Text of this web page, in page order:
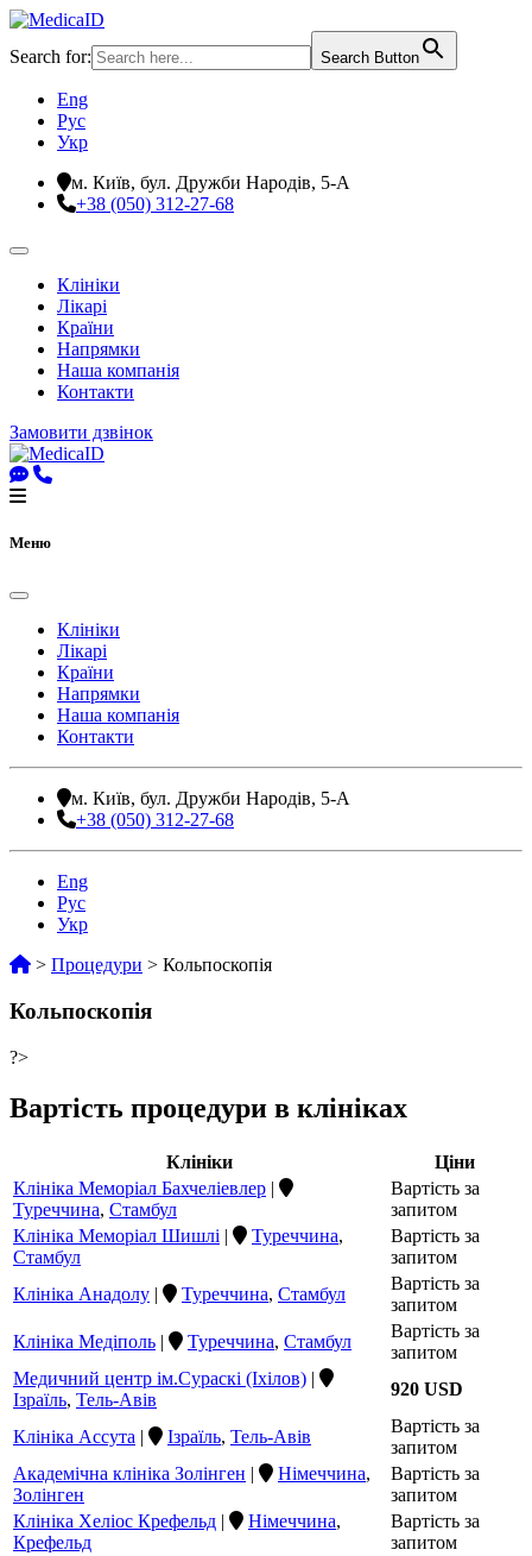
Search for: Search Button
Eng
Рус
Укр
м. Київ, бул. Дружби Народів, 5-А
+38 (050) 312-27-68
Клініки
Лікарі
Країни
Напрямки
Наша компанія
Контакти
Замовити дзвінок
Меню
Клініки
Лікарі
Країни
Напрямки
Наша компанія
Контакти
м. Київ, бул. Дружби Народів, 5-А
+38 (050) 312-27-68
Eng
Рус
Укр
> Процедури > Кольпоскопія
Кольпоскопія
?>
Вартість процедури в клініках
Клініки
Ціни
Клініка Меморіал Бахчеліевлер |
Туреччина, Стамбул
Вартість за
запитом
Клініка Меморіал Шишлі | Туреччина,
Стамбул
Вартість за
запитом
Клініка Анадолу | Туреччина, Стамбул
Вартість за
запитом
Клініка Медіполь | Туреччина, Стамбул
Вартість за
запитом
Медичний центр ім.Сураскі (Іхілов) |
Ізраїль, Тель-Авів
920 USD
Клініка Ассута | Ізраїль, Тель-Авів
Вартість за
запитом
Академічна клініка Золінген | Німеччина,
Золінген
Вартість за
запитом
Клініка Хеліос Крефельд | Німеччина,
Крефельд
Вартість за
запитом